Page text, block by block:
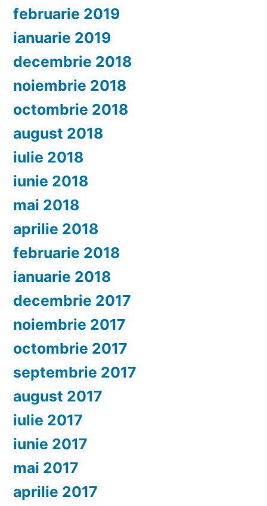
februarie 2019
ianuarie 2019
decembrie 2018
noiembrie 2018
octombrie 2018
august 2018
iulie 2018
iunie 2018
mai 2018
aprilie 2018
februarie 2018
ianuarie 2018
decembrie 2017
noiembrie 2017
octombrie 2017
septembrie 2017
august 2017
iulie 2017
iunie 2017
mai 2017
aprilie 2017